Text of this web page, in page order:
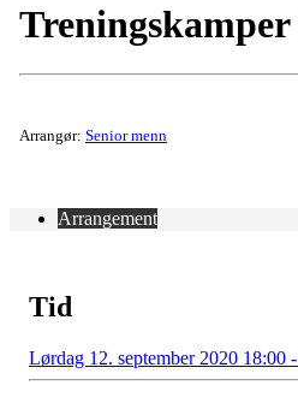
Arrangør: Senior menn
Arrangement
Tid
Lørdag 12. september 2020 18:00